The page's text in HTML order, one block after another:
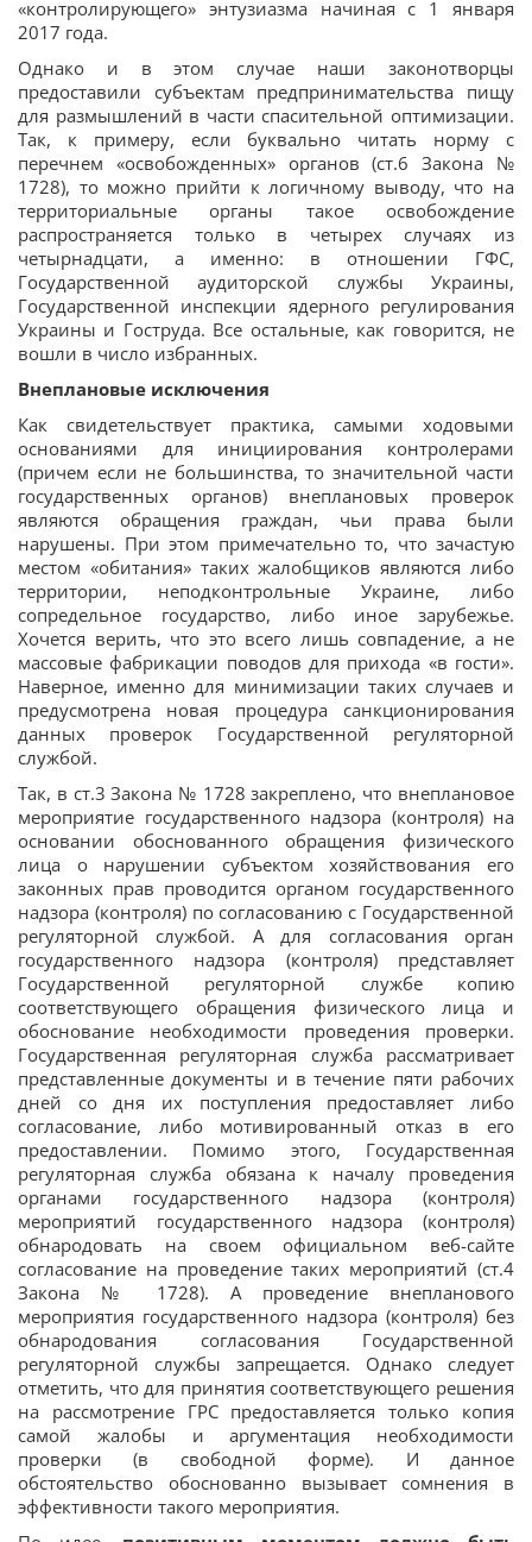
«контролирующего» энтузиазма начиная с 1 января
2017 года.
Однако и в этом случае наши законотворцы
предоставили субъектам предпринимательства пищу
для размышлений в части спасительной оптимизации.
Так, к примеру, если буквально читать норму с
перечнем «освобожденных» органов (ст.6 Закона №
1728), то можно прийти к логичному выводу, что на
территориальные органы такое освобождение
распространяется только в четырех случаях из
четырнадцати, а именно: в отношении ГФС,
Государственной аудиторской службы Украины,
Государственной инспекции ядерного регулирования
Украины и Гоструда. Все остальные, как говорится, не
вошли в число избранных.
Внеплановые исключения
Как свидетельствует практика, самыми ходовыми
основаниями для инициирования контролерами
(причем если не большинства, то значительной части
государственных органов) внеплановых проверок
являются обращения граждан, чьи права были
нарушены. При этом примечательно то, что зачастую
местом «обитания» таких жалобщиков являются либо
территории, неподконтрольные Украине, либо
сопредельное государство, либо иное зарубежье.
Хочется верить, что это всего лишь совпадение, а не
массовые фабрикации поводов для прихода «в гости».
Наверное, именно для минимизации таких случаев и
предусмотрена новая процедура санкционирования
данных проверок Государственной регуляторной
службой.
Так, в ст.3 Закона № 1728 закреплено, что внеплановое
мероприятие государственного надзора (контроля) на
основании обоснованного обращения физического
лица о нарушении субъектом хозяйствования его
законных прав проводится органом государственного
надзора (контроля) по согласованию с Государственной
регуляторной службой. А для согласования орган
государственного надзора (контроля) представляет
Государственной регуляторной службе копию
соответствующего обращения физического лица и
обоснование необходимости проведения проверки.
Государственная регуляторная служба рассматривает
представленные документы и в течение пяти рабочих
дней со дня их поступления предоставляет либо
согласование, либо мотивированный отказ в его
предоставлении. Помимо этого, Государственная
регуляторная служба обязана к началу проведения
органами государственного надзора (контроля)
мероприятий государственного надзора (контроля)
обнародовать на своем официальном веб-сайте
согласование на проведение таких мероприятий (ст.4
Закона № 1728). А проведение внепланового
мероприятия государственного надзора (контроля) без
обнародования согласования Государственной
регуляторной службы запрещается. Однако следует
отметить, что для принятия соответствующего решения
на рассмотрение ГРС предоставляется только копия
самой жалобы и аргументация необходимости
проверки (в свободной форме). И данное
обстоятельство обоснованно вызывает сомнения в
эффективности такого мероприятия.